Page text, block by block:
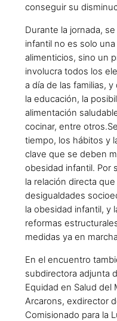
conseguir su
Durante la jornada,
infantil no es solo
alimenticios, sino un
involucra todos los
a día de las familias,
la educación, la
alimentación
cocinar, entre
tiempo, los hábitos y
clave que se deben
obesidad infantil. Por
la relación directa
desigualdades
la obesidad infantil, y
reformas
medidas ya en
En el encuentro
subdirectora adjunta
Equidad en Salud del
Arcarons, exdirector
Comisionado para la